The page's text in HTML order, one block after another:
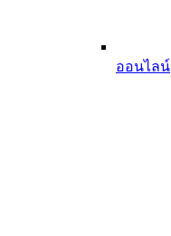
ออนไลน์